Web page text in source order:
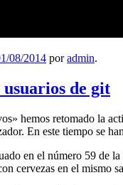
08/2014 poradmin.
de git
hemos retomado la
En este tiempo se
en el número 59 de
cervezas en el mismo